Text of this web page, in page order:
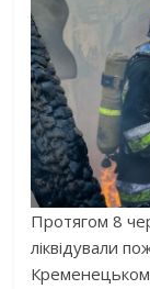
Протягом 8
ліквідували